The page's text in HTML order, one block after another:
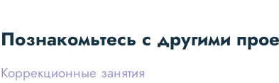
Познакомьтесь с другими
Коррекционные занятия